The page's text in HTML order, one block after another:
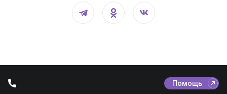
Помощь